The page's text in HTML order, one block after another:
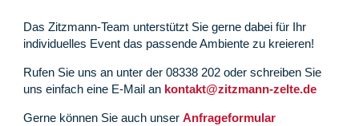
Das Zitzmann-Team unterstützt Sie gerne dabei für Ihr
individuelles Event das passende Ambiente zu kreieren!
Rufen Sie uns an unter der 08338 202 oder schreiben Sie
uns einfach eine E-Mail an kontakt@zitzmann-zelte.de
Gerne können Sie auch unserAnfrageformular